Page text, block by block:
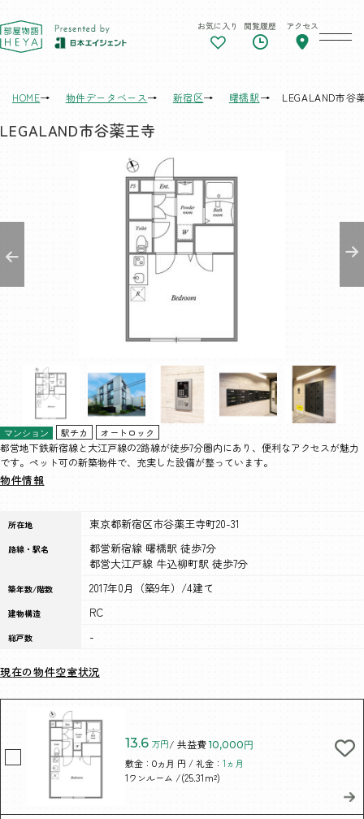
東京 部屋物語 お気に入り 閲覧履歴 アクセス
HOME 物件データベース 新宿区 曙橋駅 LEGALAND市谷
LEGALAND市谷薬王寺
マンション 駅チカ オートロック
都営地下鉄新宿線と大江戸線の2路線が徒歩7分圏内にあり、便利なアクセスが魅力
です。ペット可の新築物件で、充実した設備が整っています。
物件情報
所在地 東京都新宿区市谷薬王寺町20-31
路線・駅名
都営新宿線 曙橋駅 徒歩7分
都営大江戸線 牛込柳町駅 徒歩7分
築年数/階数 2017年0月（築9年）/4建て
建物構造 RC
総戸数 -
現在の物件空室状況
13.6 万円/ 共益費 10,000円
敷金：0ヵ月 円 / 礼金：1ヵ月
1ワンルーム /(25.31m²)